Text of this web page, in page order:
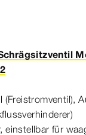
(Freistromventil),
flussverhinderer)
einstellbar für